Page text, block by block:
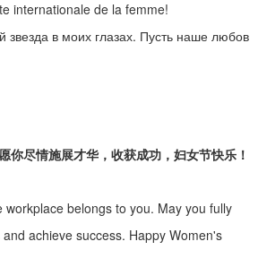
internationale de la femme!
звезда в моих глазах. Пусть наше любов
你尽情施展才华，收获成功，妇女节快乐！
workplace belongs to you. May you fully
achieve success. Happy Women's